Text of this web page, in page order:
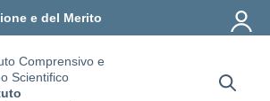
e del Merito
Comprensivo e
Scientifico